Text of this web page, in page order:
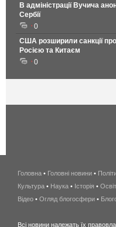
В адміністрації Вучича
Сербії
0
США розширили санкції
Росією та Китаєм
0
Головна • Головні новини •
Культура • Наука • Історія •
Відео • Огляд блогосфери •
Всі новини належать їх